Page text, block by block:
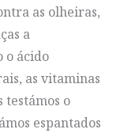
as olheiras,
a
o ácido
as vitaminas
testámos o
espantados